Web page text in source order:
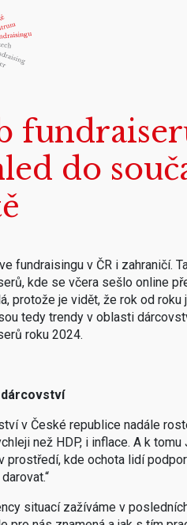
do
fundraisingu v ČR i zahraničí.
kde se včera sešlo online
protože je vidět, že rok od
tedy trendy v oblasti
roku 2024.
dárcovství
v České republice nadále
než HDP, i inflace. A k
prostředí, kde ochota lidí
situací zažíváme v